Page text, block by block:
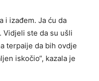
i izađem. Ja ću da
Vidjeli ste da su ušli
terpaije da bih ovdje
iskočio“, kazala je